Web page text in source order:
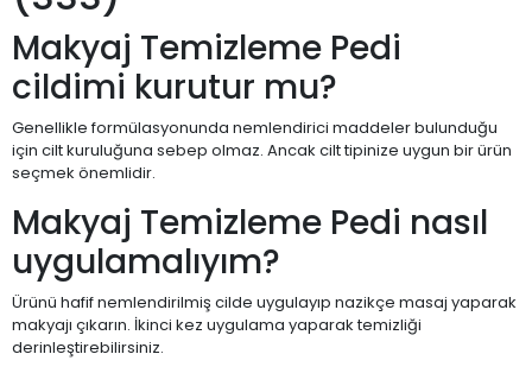
Makyaj Temizleme Pedi
cildimi kurutur mu?
Genellikle formülasyonunda nemlendirici maddeler bulunduğu
için cilt kuruluğuna sebep olmaz. Ancak cilt tipinize uygun bir ürün
seçmek önemlidir.
Makyaj Temizleme Pedi nasıl
uygulamalıyım?
Ürünü hafif nemlendirilmiş cilde uygulayıp nazikçe masaj yaparak
makyajı çıkarın. İkinci kez uygulama yaparak temizliği
derinleştirebilirsiniz.